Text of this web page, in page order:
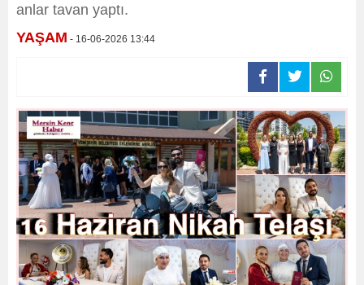
anlar tavan yaptı.
YAŞAM - 16-06-2026 13:44